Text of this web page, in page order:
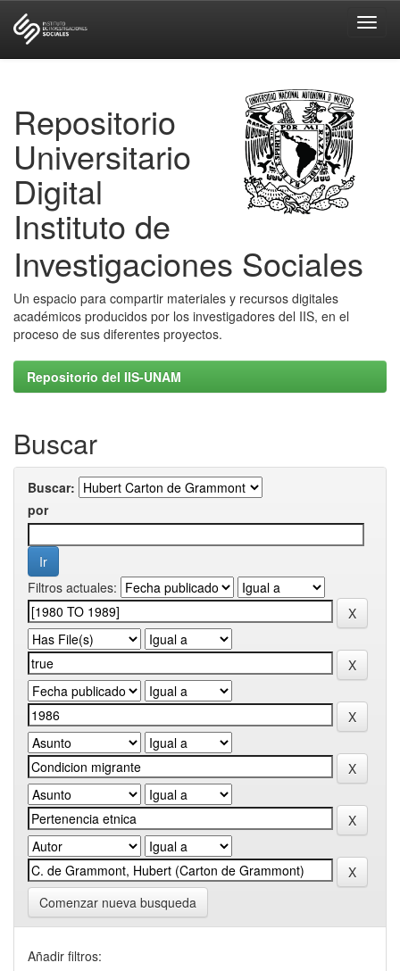
Repositorio
Universitario
Digital
Instituto de
Investigaciones Sociales
Un espacio para compartir materiales y recursos digitales
académicos producidos por los investigadores del IIS, en el
proceso de sus diferentes proyectos.
Repositorio del IIS-UNAM
Buscar
Buscar:
por
Filtros actuales:
Comenzar nueva busqueda
Añadir filtros: